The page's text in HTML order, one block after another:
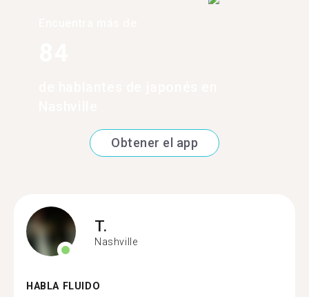
Obtener el app
T.
Nashville
HABLA FLUIDO